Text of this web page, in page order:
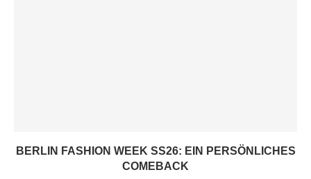
BERLIN FASHION WEEK SS26: EIN PERSÖNLICHES
COMEBACK